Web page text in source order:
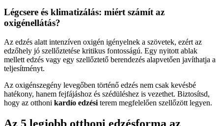
Légcsere és klimatizálás: miért számít az
oxigénellátás?
Az edzés alatt intenzíven oxigén igényelnek a szövetek, ezért az
edzőhely jó szellőztetése kritikus fontosságú. Egy nyitott ablak
mellett edzés vagy egy szellőztető berendezés alapvetően javíthatja a
teljesítményt.
Az oxigénszegény levegőben történő edzés nem csak kevésbé
hatékony, hanem fejfájáshoz és szédüléshez is vezethet. Biztosítsd,
hogy az otthoni kardío edzési terem megfelelően szellőzött legyen.
Az 5 legjobb otthoni edzésforma az